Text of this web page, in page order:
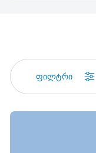
ფილტრი